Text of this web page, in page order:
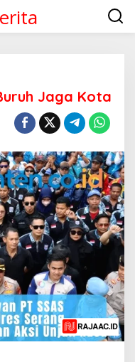
Jaga Kota